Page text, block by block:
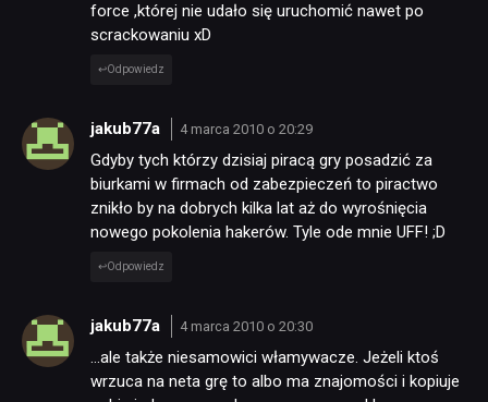
force ,której nie udało się uruchomić nawet po
scrackowaniu xD
Odpowiedz
jakub77a 4 marca 2010 o 20:29
Gdyby tych którzy dzisiaj piracą gry posadzić za
biurkami w firmach od zabezpieczeń to piractwo
znikło by na dobrych kilka lat aż do wyrośnięcia
nowego pokolenia hakerów. Tyle ode mnie UFF! ;D
Odpowiedz
jakub77a 4 marca 2010 o 20:30
…ale także niesamowici włamywacze. Jeżeli ktoś
wrzuca na neta grę to albo ma znajomości i kopiuje